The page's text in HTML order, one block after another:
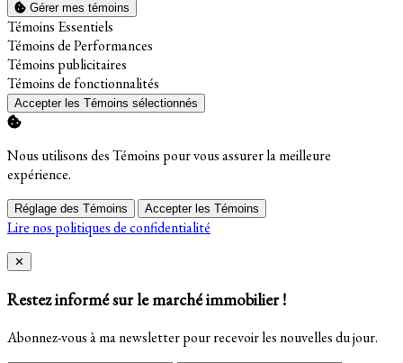
Gérer mes témoins
Activer
Témoins Essentiels
Activer
Témoins de Performances
Activer
Témoins publicitaires
Activer
Témoins de fonctionnalités
Accepter les Témoins sélectionnés
Nous utilisons des Témoins pour vous assurer la meilleure
expérience.
Réglage des Témoins Accepter les Témoins
Lire nos politiques de confidentialité
Close
✕
Restez informé sur le marché immobilier !
Abonnez-vous à ma newsletter pour recevoir les nouvelles du jour.